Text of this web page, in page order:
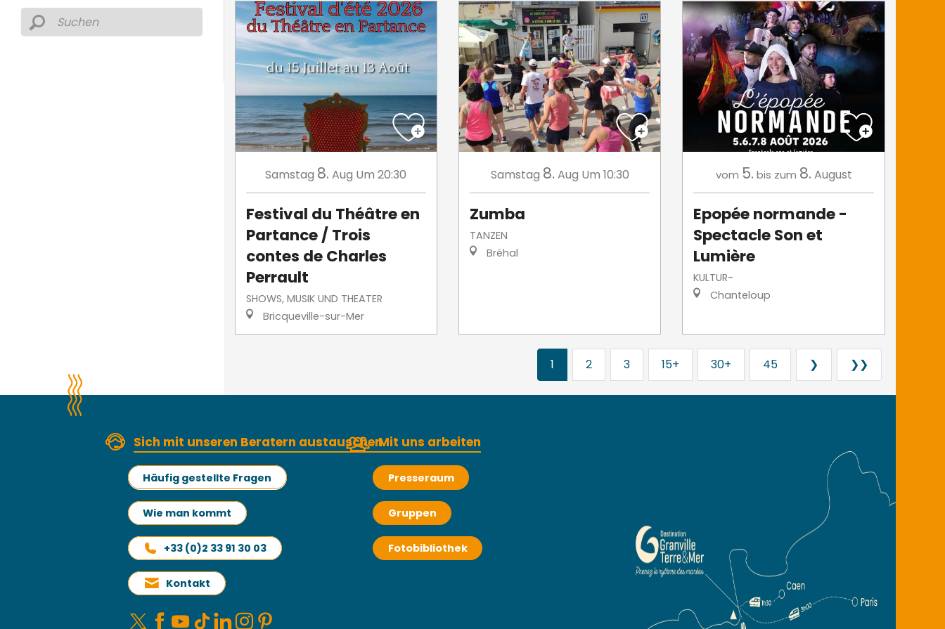
Samstag 8. Aug Um 20:30
Festival du Théâtre en
Partance / Trois
contes de Charles
Perrault
SHOWS, MUSIK UND THEATER
Bricqueville-sur-Mer
Samstag 8. Aug Um 10:30
Zumba
TANZEN
Bréhal
vom 5. bis zum 8. August
Epopée normande -
Spectacle Son et
Lumière
KULTUR-
Chanteloup
1 2 3 15+ 30+ 45 ❯ ❯❯
Sich mit unseren Beratern austauschen
Häufig gestellte Fragen
Wie man kommt
+33 (0)2 33 91 30 03
Kontakt
Mit uns arbeiten
Presseraum
Gruppen
Fotobibliothek